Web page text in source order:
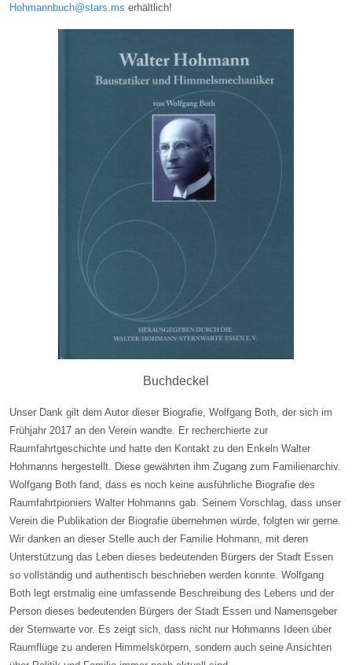
Hohmannbuch@stars.ms erhältlich!
Buchdeckel
Unser Dank gilt dem Autor dieser Biografie, Wolfgang Both, der sich im
Frühjahr 2017 an den Verein wandte. Er recherchierte zur
Raumfahrtgeschichte und hatte den Kontakt zu den Enkeln Walter
Hohmanns hergestellt. Diese gewährten ihm Zugang zum Familienarchiv.
Wolfgang Both fand, dass es noch keine ausführliche Biografie des
Raumfahrtpioniers Walter Hohmanns gab. Seinem Vorschlag, dass unser
Verein die Publikation der Biografie übernehmen würde, folgten wir gerne.
Wir danken an dieser Stelle auch der Familie Hohmann, mit deren
Unterstützung das Leben dieses bedeutenden Bürgers der Stadt Essen
so vollständig und authentisch beschrieben werden konnte. Wolfgang
Both legt erstmalig eine umfassende Beschreibung des Lebens und der
Person dieses bedeutenden Bürgers der Stadt Essen und Namensgeber
der Sternwarte vor. Es zeigt sich, dass nicht nur Hohmanns Ideen über
Raumflüge zu anderen Himmelskörpern, sondern auch seine Ansichten